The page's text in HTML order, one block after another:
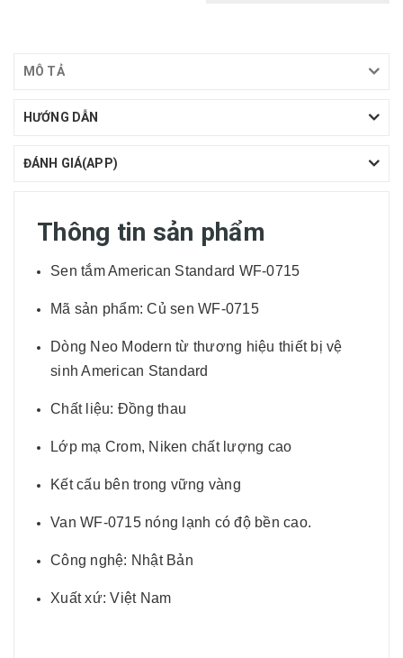
MÔ TẢ
HƯỚNG DẪN
ĐÁNH GIÁ(APP)
Thông tin sản phẩm
Sen tắm American Standard WF-0715
Mã sản phẩm: Củ sen WF-0715
Dòng Neo Modern từ thương hiệu thiết bị vệ
sinh American Standard
Chất liệu: Đồng thau
Lớp mạ Crom, Niken chất lượng cao
Kết cấu bên trong vững vàng
Van WF-0715 nóng lạnh có độ bền cao.
Công nghệ: Nhật Bản
Xuất xứ: Việt Nam